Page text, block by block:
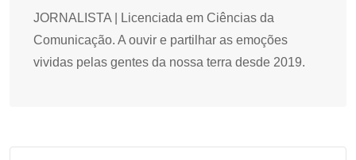
JORNALISTA | Licenciada em Ciências da
Comunicação. A ouvir e partilhar as emoções
vividas pelas gentes da nossa terra desde 2019.